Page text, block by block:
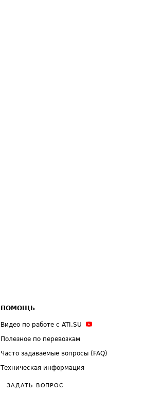
ПОМОЩЬ
Видео по работе с ATI.SU
Полезное по перевозкам
Часто задаваемые вопросы (FAQ)
Техническая информация
ЗАДАТЬ ВОПРОС